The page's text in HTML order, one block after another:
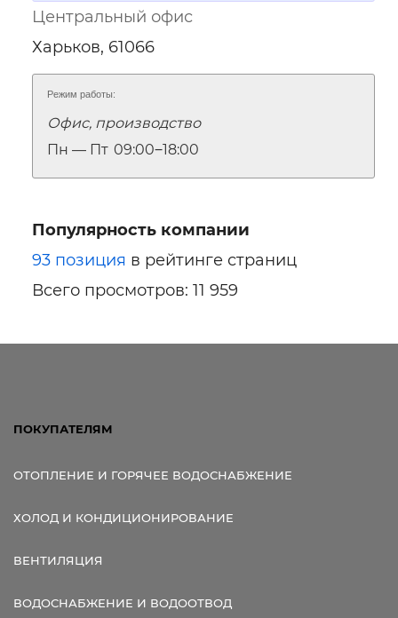
Центральный офис
Харьков, 61066
Режим работы:
Офис, производство
Пн — Пт 09:00‒18:00
Популярность компании
93 позиция в рейтинге страниц
Всего просмотров: 11 959
ПОКУПАТЕЛЯМ
ОТОПЛЕНИЕ И ГОРЯЧЕЕ ВОДОСНАБЖЕНИЕ
ХОЛОД И КОНДИЦИОНИРОВАНИЕ
ВЕНТИЛЯЦИЯ
ВОДОСНАБЖЕНИЕ И ВОДООТВОД